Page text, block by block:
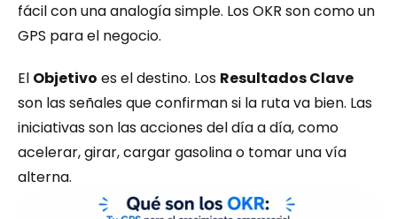
fácil con una analogía simple. Los OKR son como un
GPS para el negocio.
El Objetivo es el destino. Los Resultados Clave
son las señales que confirman si la ruta va bien. Las
iniciativas son las acciones del día a día, como
acelerar, girar, cargar gasolina o tomar una vía
alterna.